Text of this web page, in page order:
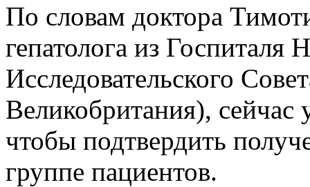
По словам доктора
гепатолога из
Исследовательского
Великобритания), сейчас
чтобы подтвердить
группе пациентов.